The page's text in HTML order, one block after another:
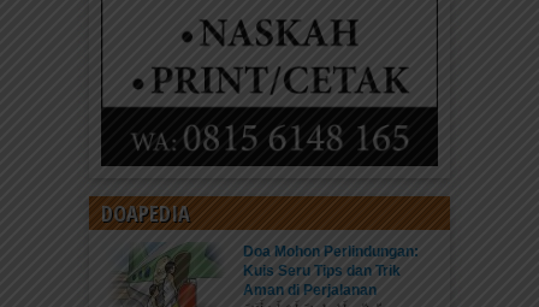
DOAPEDIA
Doa Mohon Perlindungan:
Kuis Seru Tips dan Trik
Aman di Perjalanan